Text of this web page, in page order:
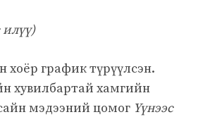
хоёр график түрүүлсэн.
хувилбартай хамгийн
мэдээний цомог Үүнээс